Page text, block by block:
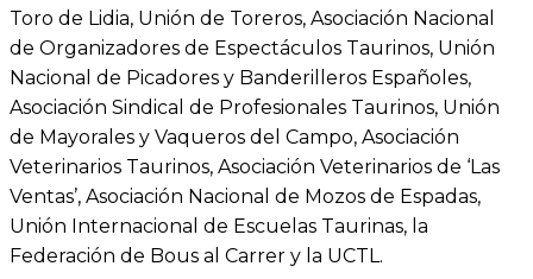
Toro de Lidia, Unión de Toreros, Asociación Nacional
de Organizadores de Espectáculos Taurinos, Unión
Nacional de Picadores y Banderilleros Españoles,
Asociación Sindical de Profesionales Taurinos, Unión
de Mayorales y Vaqueros del Campo, Asociación
Veterinarios Taurinos, Asociación Veterinarios de ‘Las
Ventas’, Asociación Nacional de Mozos de Espadas,
Unión Internacional de Escuelas Taurinas, la
Federación de Bous al Carrer y la UCTL.